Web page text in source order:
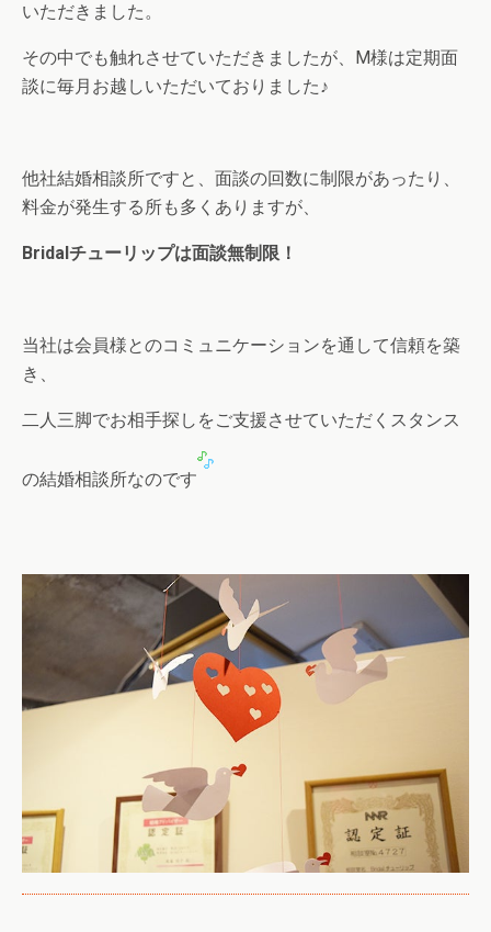
いただきました。
その中でも触れさせていただきましたが、M様は定期面
談に毎月お越しいただいておりました♪
他社結婚相談所ですと、面談の回数に制限があったり、
料金が発生する所も多くありますが、
Bridalチューリップは面談無制限！
当社は会員様とのコミュニケーションを通して信頼を築
き、
二人三脚でお相手探しをご支援させていただくスタンス
の結婚相談所なのです